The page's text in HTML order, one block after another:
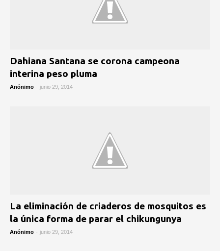
Dahiana Santana se corona campeona
interina peso pluma
Anónimo - junio 29, 2014
La eliminación de criaderos de mosquitos es
la única forma de parar el chikungunya
Anónimo - junio 29, 2014